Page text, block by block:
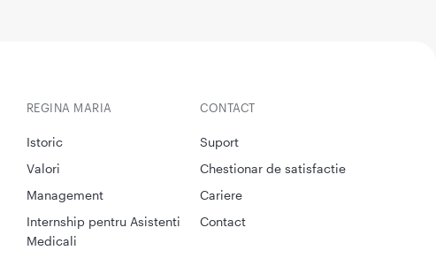
CONTACT
Suport
Chestionar de satisfactie
Cariere
Contact
REGINA MARIA
Istoric
Valori
Management
Internship pentru Asistenti
Medicali